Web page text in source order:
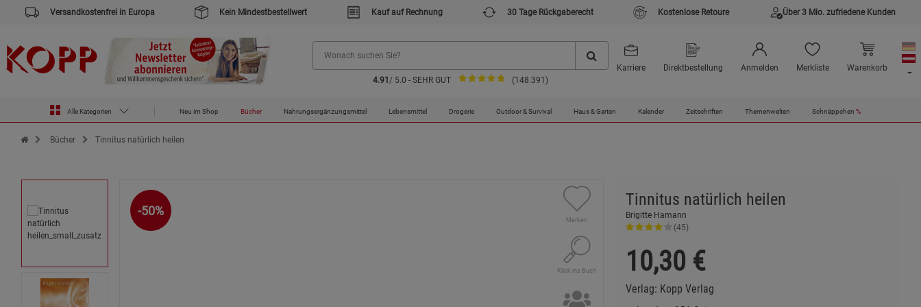
Versandkostenfrei in Europa Kein Mindestbestellwert Kauf auf Rechnung 30 Tage Rückgaberecht Kostenlose Retoure Über 3 Mio. zufriedene Kunden
4.91 / 5.0 - SEHR GUT (148.391)
Karriere Direktbestellung Anmelden Merkliste Warenkorb
Alle Kategorien Neu im Shop Bücher Nahrungsergänzungsmittel Lebensmittel Drogerie Outdoor & Survival Haus & Garten Kalender Zeitschriften Themenwelten Schnäppchen %
Zur Startseite des Kopp Verlag Online-Shop
Bücher Tinnitus natürlich heilen
-50%
Merken
Klick ins Buch
Tinnitus natürlich heilen
Brigitte Hamann
(45)
10,30 €
Verlag: Kopp Verlag